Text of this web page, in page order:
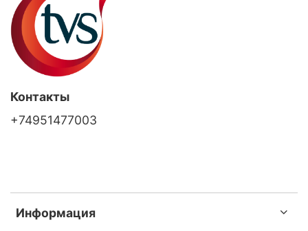
Информация
Контакты
+74951477003